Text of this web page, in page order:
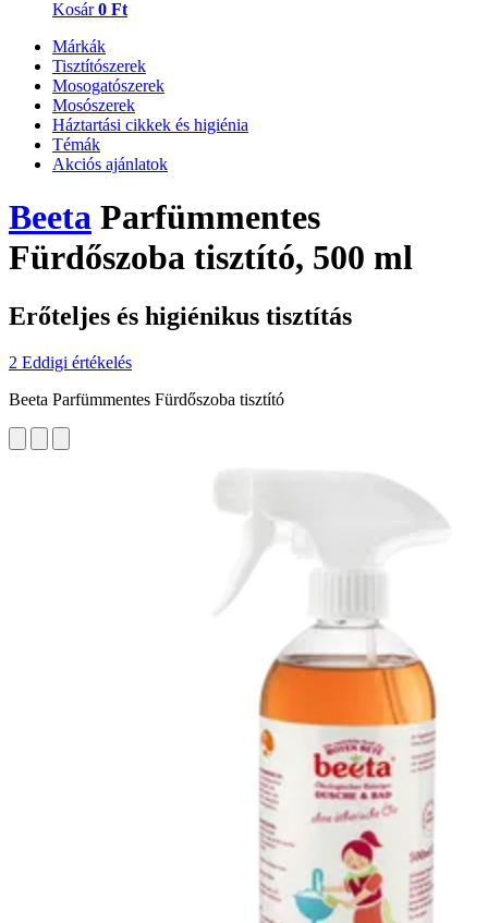
Kosár 0 Ft
Márkák
Tisztítószerek
Mosogatószerek
Mosószerek
Háztartási cikkek és higiénia
Témák
Akciós ajánlatok
Beeta Parfümmentes
Fürdőszoba tisztító, 500 ml
Erőteljes és higiénikus tisztítás
2 Eddigi értékelés
Beeta Parfümmentes Fürdőszoba tisztító